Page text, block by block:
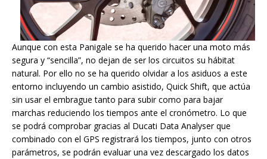
Aunque con esta Panigale se ha querido hacer una moto más
segura y “sencilla”, no dejan de ser los circuitos su hábitat
natural. Por ello no se ha querido olvidar a los asiduos a este
entorno incluyendo un cambio asistido, Quick Shift, que actúa
sin usar el embrague tanto para subir como para bajar
marchas reduciendo los tiempos ante el cronómetro. Lo que
se podrá comprobar gracias al Ducati Data Analyser que
combinado con el GPS registrará los tiempos, junto con otros
parámetros, se podrán evaluar una vez descargado los datos